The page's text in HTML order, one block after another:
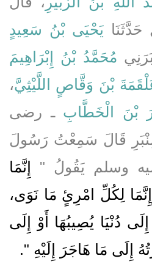
حَدَّثَنَا يَحْيَى بْنُ سَعِيدٍ
مُحَمَّدُ بْنُ إِبْرَاهِيمَ
بْنَ وَقَّاصٍ اللَّيْثِيَّ،
بْنَ الْخَطَّابِ ـ رضى
قَالَ سَمِعْتُ رَسُولَ
وسلم يَقُولُ ‏"‏
إِنَّمَا
لِكُلِّ امْرِئٍ مَا نَوَى،
دُنْيَا يُصِيبُهَا أَوْ إِلَى
إِلَى مَا هَاجَرَ إِلَيْهِ ‏"‏‏.‏